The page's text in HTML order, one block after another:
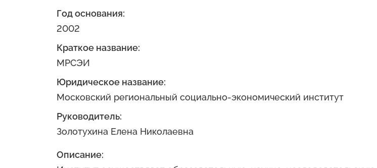
Год основания:
2002
Краткое название:
МРСЭИ
Юридическое название:
Московский региональный социально-экономический институт
Руководитель:
Золотухина Елена Николаевна
Описание: